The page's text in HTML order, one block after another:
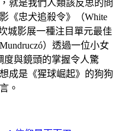
就是我們人類該反思的問
《忠犬追殺令》（White
城影展一種注目單元最佳
）透過一位小女
度與鏡頭的掌握令人驚
成是《猩球崛起》的狗狗
。